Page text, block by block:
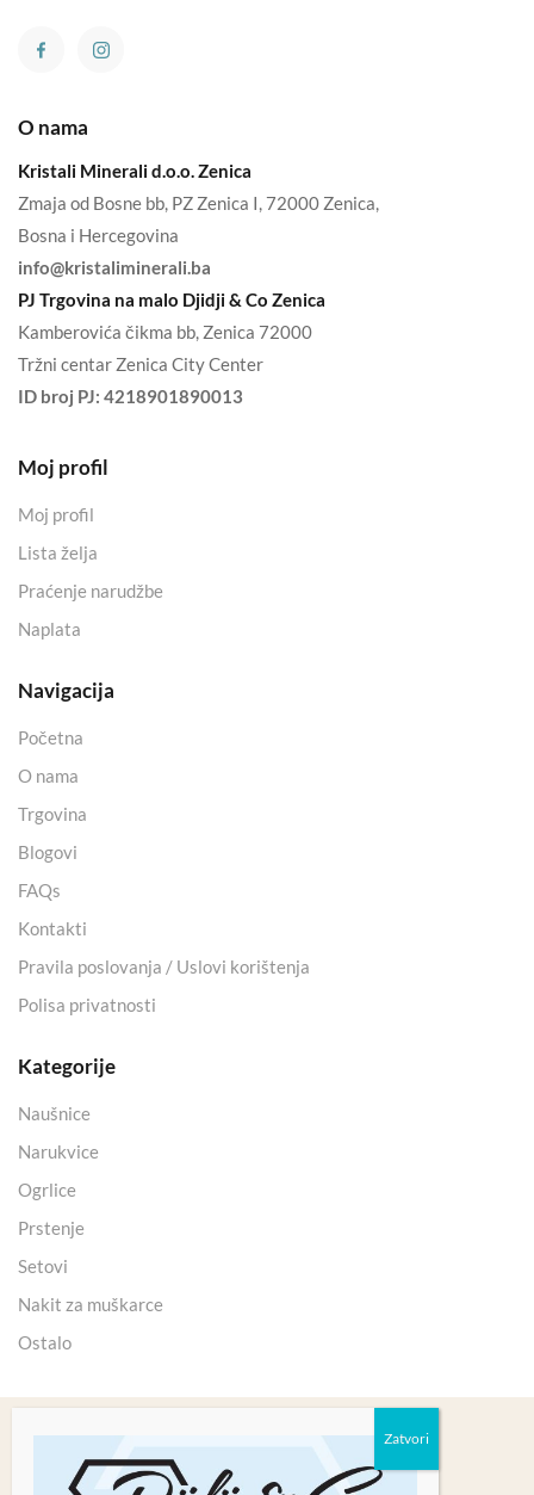
O nama
Kristali Minerali d.o.o. Zenica
Zmaja od Bosne bb, PZ Zenica I, 72000 Zenica,
Bosna i Hercegovina
info@kristaliminerali.ba
PJ Trgovina na malo Djidji & Co Zenica
Kamberovića čikma bb, Zenica 72000
Tržni centar Zenica City Center
ID broj PJ: 4218901890013
Moj profil
Moj profil
Lista želja
Praćenje narudžbe
Naplata
Navigacija
Početna
O nama
Trgovina
Blogovi
FAQs
Kontakti
Pravila poslovanja / Uslovi korištenja
Polisa privatnosti
Kategorije
Naušnice
Narukvice
Ogrlice
Prstenje
Setovi
Nakit za muškarce
Ostalo
Copyright 2025 © Kristali Minerali d.o.o